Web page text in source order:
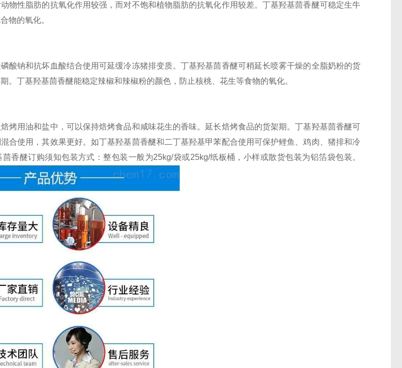
物性脂肪的抗氧化作用较强，而对不饱和植物脂肪的抗氧化作用较差。丁基羟基茴香醚可稳定生牛
物的氧化。
酸钠和抗坏血酸结合使用可延缓冷冻猪排变质。丁基羟基茴香醚可稍延长喷雾干燥的全脂奶粉的货
。丁基羟基茴香醚能稳定辣椒和辣椒粉的颜色，防止核桃、花生等食物的氧化。
烤用油和盐中，可以保持焙烤食品和咸味花生的香味。延长焙烤食品的货架期。丁基羟基茴香醚可
合使用，其效果更好。如丁基羟基茴香醚和二丁基羟基甲苯配合使用可保护鲤鱼、鸡肉、猪排和冷
香醚订购须知包装方式：整包装一般为25kg/袋或25kg/纸板桶，小样或散货包装为铝箔袋包装。